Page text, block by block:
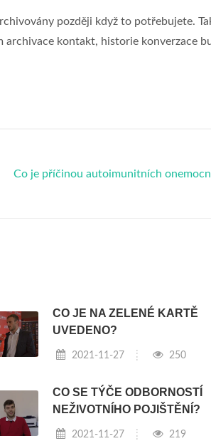
později když to potřebujete.
archivace kontakt, historie konverzace
Co je příčinou autoimunitních
CO JE NA ZELENÉ KARTĚ
UVEDENO?
2021-11-27 250
CO SE TÝČE ODBORNOSTÍ
NEŽIVOTNÍHO POJIŠTĚNÍ?
2021-11-27 219